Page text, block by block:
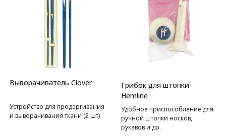
Выворачиватель Clover
Устройство для продергивания
и выворачивания ткани (2 шт)
Грибок для штопки
Hemline
Удобное приспособление для
ручной штопки носков,
рукавов и др.